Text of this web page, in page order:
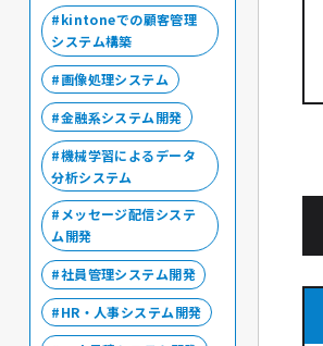
kintoneでの顧客管理
システム構築
画像処理システム
金融系システム開発
機械学習によるデータ
分析システム
メッセージ配信システ
ム開発
社員管理システム開発
HR・人事システム開発